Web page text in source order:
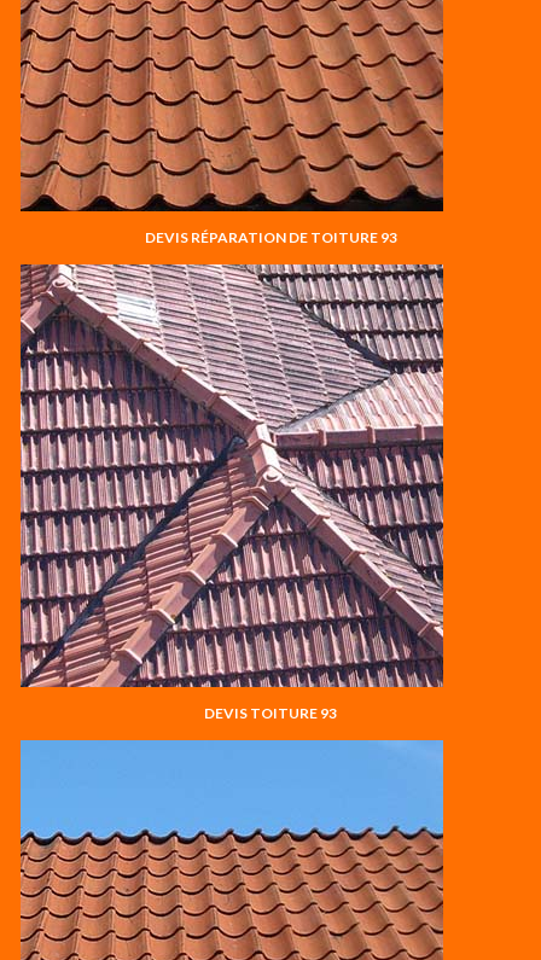
DEVIS RÉPARATION DE TOITURE 93
DEVIS TOITURE 93